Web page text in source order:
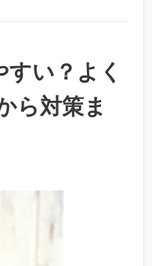
い？よく
ら対策ま